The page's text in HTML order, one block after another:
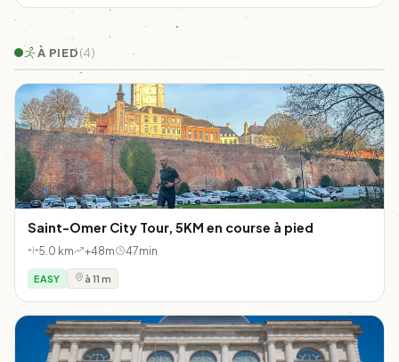
À PIED(4)
Saint-Omer City Tour, 5KM en course à pied
5.0 km +48m 47min
EASY à 11 m